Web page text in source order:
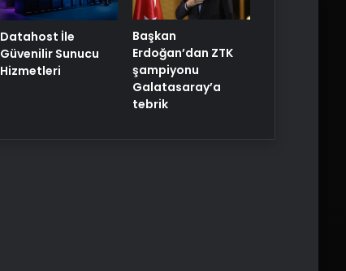
Datahost İle
Güvenilir Sunucu
Hizmetleri
Başkan
Erdoğan’dan ZTK
şampiyonu
Galatasaray’a
tebrik